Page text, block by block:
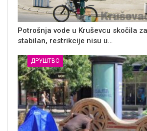
Potrošnja vode u Kruševcu skočila
stabilan, restrikcije nisu u…
ДРУШТВО